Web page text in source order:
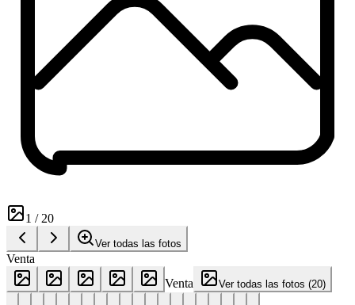
1 /20
Ver todas las fotos
Venta
Venta
Ver todas las fotos (20)